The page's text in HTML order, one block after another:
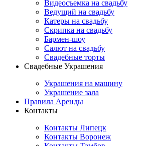
Видеосъемка на свадьбу
Ведущий на свадьбу
Катеры на свадьбу
Скрипка на свадьбу
Бармен-шоу
Салют на свадьбу
Свадебные торты
Свадебные Украшения
Украшения на машину
Украшение зала
Правила Аренды
Контакты
Контакты Липецк
Контакты Воронеж